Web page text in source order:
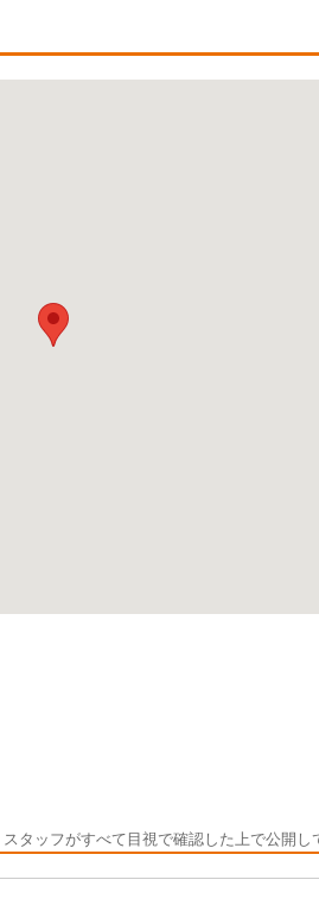
タッフがすべて目視で確認した上で公開し